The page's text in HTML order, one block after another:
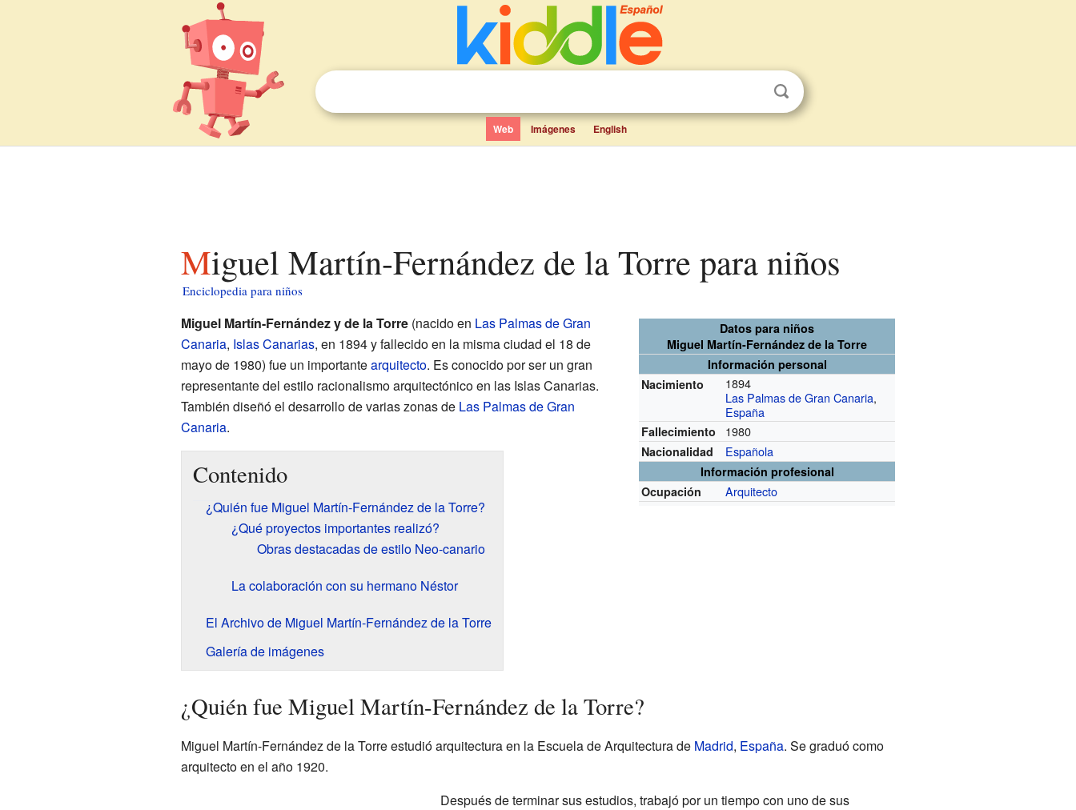
Web Imágenes English
Miguel Martín-Fernández de la Torre para niños
Enciclopedia para niños
Datos para niños
Miguel Martín-Fernández de la Torre
Información personal
Nacimiento
1894
Las Palmas de Gran Canaria,
España
Fallecimiento 1980
Nacionalidad Española
Información profesional
Ocupación
Arquitecto
Miguel Martín-Fernández y de la Torre(nacido en Las Palmas de Gran
Canaria, Islas Canarias, en 1894 y fallecido en la misma ciudad el 18 de
mayo de 1980) fue un importantearquitecto. Es conocido por ser un gran
representante del estilo racionalismo arquitectónico en las Islas Canarias.
También diseñó el desarrollo de varias zonas de Las Palmas de Gran
Canaria.
Contenido
¿Quién fue Miguel Martín-Fernández de la Torre?
¿Qué proyectos importantes realizó?
Obras destacadas de estilo Neo-canario
La colaboración con su hermano Néstor
El Archivo de Miguel Martín-Fernández de la Torre
Galería de imágenes
¿Quién fue Miguel Martín-Fernández de la Torre?
Miguel Martín-Fernández de la Torre estudió arquitectura en la Escuela de Arquitectura de Madrid, España. Se graduó como
arquitecto en el año 1920.
Después de terminar sus estudios, trabajó por un tiempo con uno de sus